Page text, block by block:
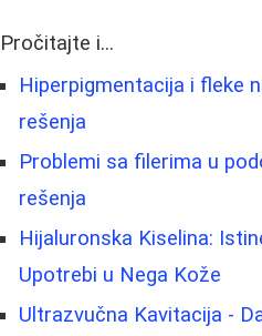
Pročitajte i...
Hiperpigmentacija i fleke
rešenja
Problemi sa filerima u
rešenja
Hijaluronska Kiselina:
Upotrebi u Nega Kože
Ultrazvučna Kavitacija -